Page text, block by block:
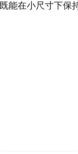
能在小尺寸下保